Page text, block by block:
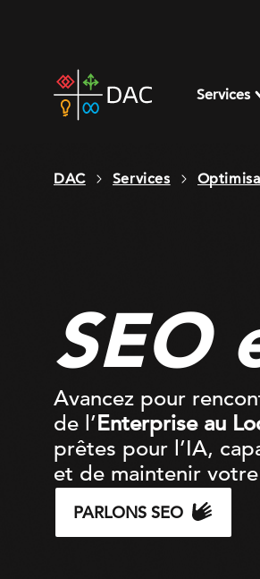
home
page
Services
DAC Services
SEO
Avancez pour
de l’Enterprise au
prêtes pour l’IA,
et de maintenir
PARLONS SEO